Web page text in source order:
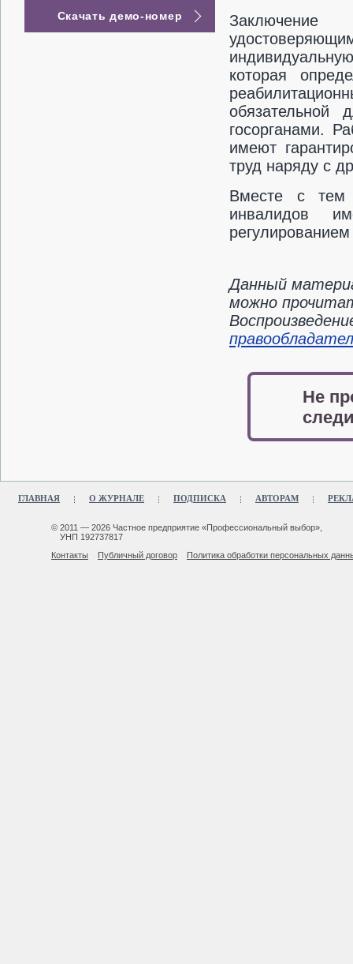
Скачать демо-номер
которая
обязательной
госорганами.
имеют
труд наряду с
Вместе с тем
инвалидов
Данный
можно
Не
ГЛАВНАЯ О ЖУРНАЛЕ ПОДПИСКА АВТОРАМ
© 2011 — 2026 Частное предприятие «Профессиональный выбор»,
УНП 192737817
Контакты
Публичный договор Политика обработки персональных